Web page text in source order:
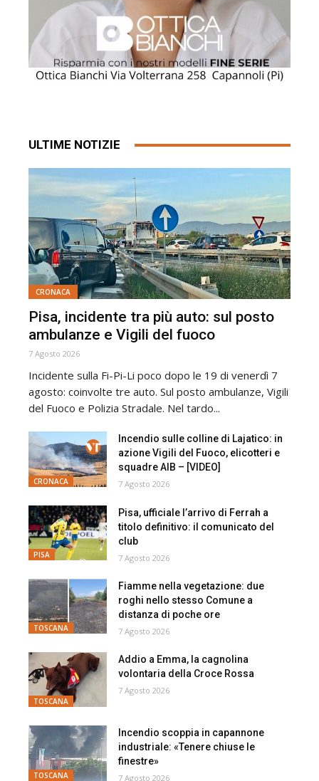
ULTIME NOTIZIE
CRONACA
Pisa, incidente tra più auto: sul posto
ambulanze e Vigili del fuoco
7 Agosto 2026
Incidente sulla Fi-Pi-Li poco dopo le 19 di venerdì 7
agosto: coinvolte tre auto. Sul posto ambulanze, Vigili
del Fuoco e Polizia Stradale. Nel tardo...
CRONACA
Incendio sulle colline di Lajatico: in
azione Vigili del Fuoco, elicotteri e
squadre AIB – [VIDEO]
7 Agosto 2026
PISA
Pisa, ufficiale l’arrivo di Ferrah a
titolo definitivo: il comunicato del
club
7 Agosto 2026
TOSCANA
Fiamme nella vegetazione: due
roghi nello stesso Comune a
distanza di poche ore
7 Agosto 2026
TOSCANA
Addio a Emma, la cagnolina
volontaria della Croce Rossa
7 Agosto 2026
TOSCANA
Incendio scoppia in capannone
industriale: «Tenere chiuse le
finestre»
7 Agosto 2026